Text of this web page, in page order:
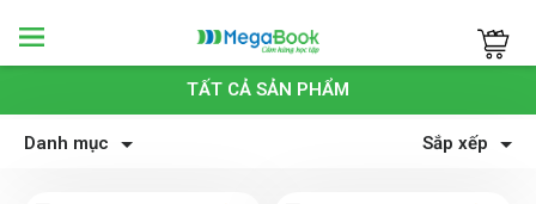
Megabook
TẤT CẢ SẢN PHẨM
Danh mục Sắp xếp